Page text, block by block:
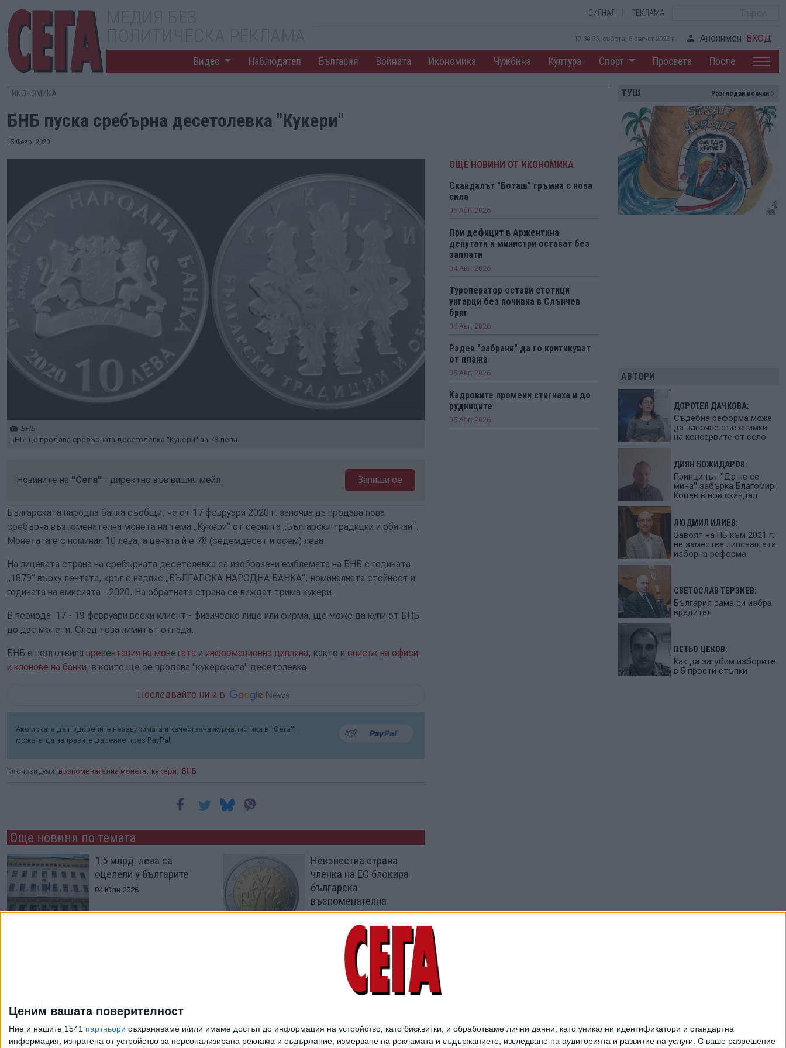
Ценим вашата поверителност
Ние и нашите 1541 партньори съхраняваме и/или имаме достъп до информация на устройство, като бисквитки, и обработваме лични данни, като уникални идентификатори и стандартна
информация, изпратена от устройство за персонализирана реклама и съдържание, измерване на рекламата и съдържанието, изследване на аудиторията и развитие на услуги. С ваше разрешение
СИГНАЛ РЕКЛАМА
17:38:33, събота, 8 август 2026 г. Анонимен ВХОД
Видео Наблюдател България Войната Икономика Чужбина Култура Спорт Просвета После
ИКОНОМИКА
БНБ пуска сребърна десетолевка "Кукери"
15 Февр. 2020
БНБ
БНБ ще продава сребърната десетолевка "Кукери" за 78 лева.
Новините на "Сега" - директно във вашия мейл. Запиши се
Българската народна банка съобщи, че от 17 февруари 2020 г. започва да продава нова
сребърна възпоменателна монета на тема „Кукери“ от серията „Български традиции и обичаи“.
Монетата е с номинал 10 лева, а цената й е 78 (седемдесет и осем) лева.
На лицевата страна на сребърната десетолевка са изобразени емблемата на БНБ с годината
„1879“ върху лентата, кръг с надпис „БЪЛГАРСКА НАРОДНА БАНКА“, номиналната стойност и
годината на емисията - 2020. На обратната страна се виждат трима кукери.
В периода 17 - 19 февруари всеки клиент - физическо лице или фирма, ще може да купи от БНБ
до две монети. След това лимитът отпада.
БНБ е подготвила презентация на монетата и информационна дипляна, както и списък на офиси
и клонове на банки, в които ще се продава "кукерската" десетолевка.
Последвайте ни и в
Ако искате да подкрепите независимата и качествена журналистика в “Сега”,
можете да направите дарение през PayPal
Ключови думи: възпоменателна монета , кукери , БНБ
Още новини по темата
1.5 млрд. лева са
оцелели у българите
04 Юли 2026
Неизвестна страна
членка на ЕС блокира
българска
възпоменателна
монета от 2 евро
11 Юни 2026
03 Юни 2026
93% от левовете вече
са прибрани в БНБ
ОЩЕ НОВИНИ ОТ ИКОНОМИКА
Скандалът "Боташ" гръмна с нова
сила
05 Авг. 2026
При дефицит в Аржентина
депутати и министри остават без
заплати
04 Авг. 2026
Туроператор остави стотици
унгарци без почивка в Слънчев
бряг
06 Авг. 2026
Радев "забрани" да го критикуват
от плажа
05 Авг. 2026
Кадровите промени стигнаха и до
рудниците
05 Авг. 2026
ТУШ Разгледай всички
АВТОРИ
ДОРОТЕЯ ДАЧКОВА:
Съдебна реформа може
да започне със снимки
на консервите от село
ДИЯН БОЖИДАРОВ:
Принципът "Да не се
мина" забърка Благомир
Коцев в нов скандал
ЛЮДМИЛ ИЛИЕВ:
Завоят на ПБ към 2021 г.
не замества липсващата
изборна реформа
СВЕТОСЛАВ ТЕРЗИЕВ:
България сама си избра
вредител
ПЕТЬО ЦЕКОВ:
Как да загубим изборите
в 5 прости стъпки